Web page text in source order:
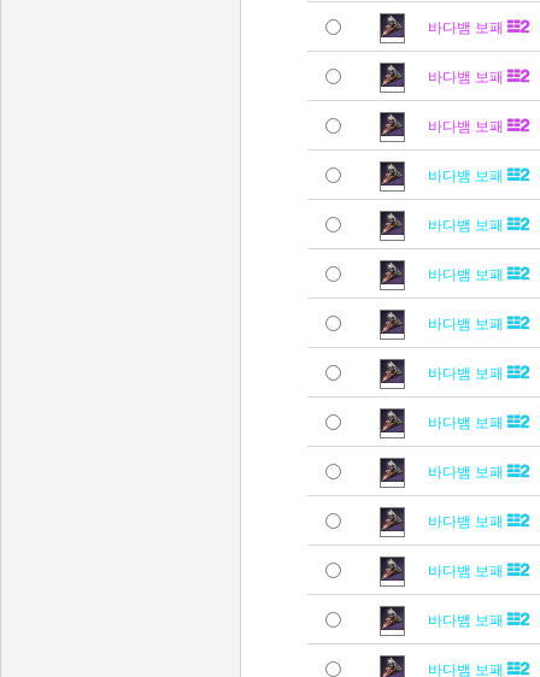
바다뱀 보패
바다뱀 보패
바다뱀 보패
바다뱀 보패
바다뱀 보패
바다뱀 보패
바다뱀 보패
바다뱀 보패
바다뱀 보패
바다뱀 보패
바다뱀 보패
바다뱀 보패
바다뱀 보패
바다뱀 보패